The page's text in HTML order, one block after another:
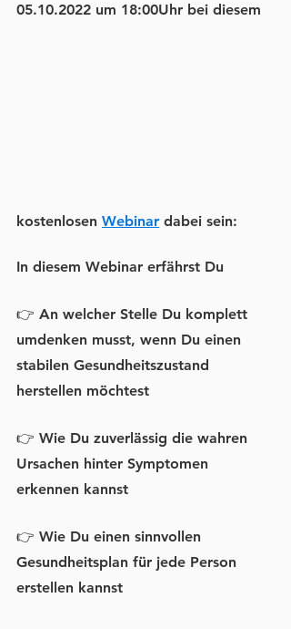
05.10.2022 um 18:00Uhr bei diesem
kostenlosen Webinar dabei sein:
In diesem Webinar erfährst Du
👉 An welcher Stelle Du komplett
umdenken musst, wenn Du einen
stabilen Gesundheitszustand
herstellen möchtest
👉 Wie Du zuverlässig die wahren
Ursachen hinter Symptomen
erkennen kannst
👉 Wie Du einen sinnvollen
Gesundheitsplan für jede Person
erstellen kannst